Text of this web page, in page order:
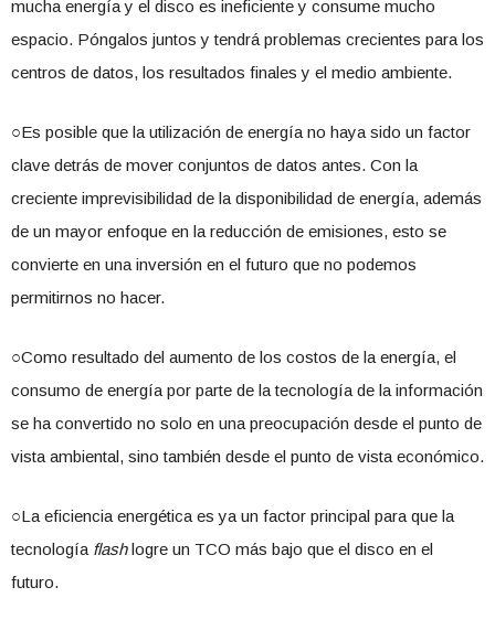
mucha energía y el disco es ineficiente y consume mucho
espacio. Póngalos juntos y tendrá problemas crecientes para los
centros de datos, los resultados finales y el medio ambiente.
○Es posible que la utilización de energía no haya sido un factor
clave detrás de mover conjuntos de datos antes. Con la
creciente imprevisibilidad de la disponibilidad de energía, además
de un mayor enfoque en la reducción de emisiones, esto se
convierte en una inversión en el futuro que no podemos
permitirnos no hacer.
○Como resultado del aumento de los costos de la energía, el
consumo de energía por parte de la tecnología de la información
se ha convertido no solo en una preocupación desde el punto de
vista ambiental, sino también desde el punto de vista económico.
○La eficiencia energética es ya un factor principal para que la
tecnología flashlogre un TCO más bajo que el disco en el
futuro.